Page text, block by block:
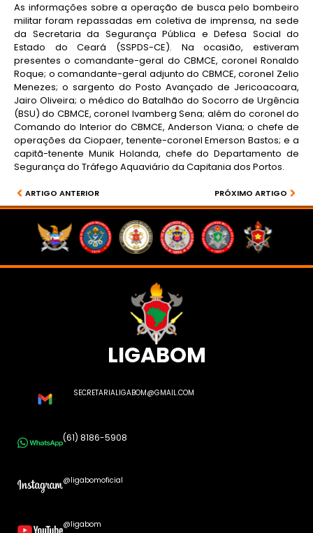
As informações sobre a operação de busca pelo bombeiro
militar foram repassadas em coletiva de imprensa, na sede
da Secretaria da Segurança Pública e Defesa Social do
Estado do Ceará (SSPDS-CE). Na ocasião, estiveram
presentes o comandante-geral do CBMCE, coronel Ronaldo
Roque; o comandante-geral adjunto do CBMCE, coronel Zelio
Menezes; o sargento do Posto Avançado de Jericoacoara,
Jairo Oliveira; o médico do Batalhão do Socorro de Urgência
(BSU) do CBMCE, coronel Ivamberg Sena; além do coronel do
Comando do Interior do CBMCE, Anderson Viana; o chefe de
operações da Ciopaer, tenente-coronel Emerson Bastos; e a
capitã-tenente Munik Holanda, chefe do Departamento de
Segurança do Tráfego Aquaviário da Capitania dos Portos.
ARTIGO ANTERIOR PRÓXIMO ARTIGO
LIGABOM
SECRETARIALIGABOM@GMAIL.COM
(61) 8186-5908
@ligabomoficial
@ligabom